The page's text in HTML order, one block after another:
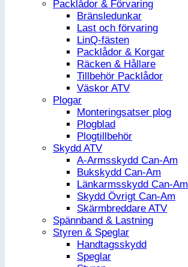
Packlådor & Förvaring
Bränsledunkar
Last och förvaring
LinQ-fästen
Packlådor & Korgar
Räcken & Hållare
Tillbehör Packlådor
Väskor ATV
Plogar
Monteringsatser plog
Plogblad
Plogtillbehör
Skydd ATV
A-Armsskydd Can-Am
Bukskydd Can-Am
Länkarmsskydd Can-Am
Skydd Övrigt Can-Am
Skärmbreddare ATV
Spännband & Lastning
Styren & Speglar
Handtagsskydd
Speglar